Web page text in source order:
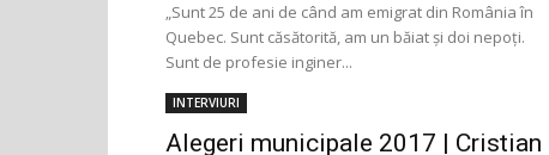
„Sunt 25 de ani de când am emigrat din România în
Quebec. Sunt căsătorită, am un băiat și doi nepoți.
Sunt de profesie inginer...
INTERVIURI
Alegeri municipale 2017 | Cristian